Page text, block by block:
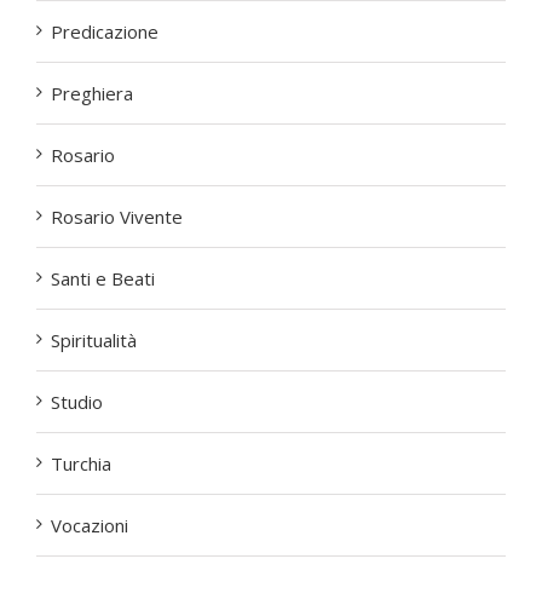
Predicazione
Preghiera
Rosario
Rosario Vivente
Santi e Beati
Spiritualità
Studio
Turchia
Vocazioni